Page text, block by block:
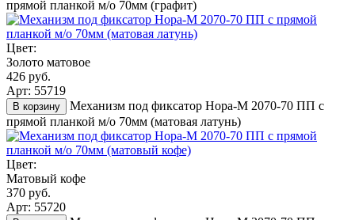
прямой планкой м/о 70мм (графит)
Цвет:
Золото матовое
426 руб.
Арт: 55719
В корзину
Механизм под фиксатор Нора-М 2070-70 ПП с
прямой планкой м/о 70мм (матовая латунь)
Цвет:
Матовый кофе
370 руб.
Арт: 55720